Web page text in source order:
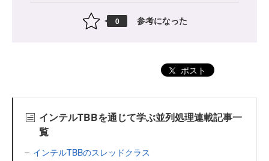
0 参考になった
ポスト
インテルTBBを通じて学ぶ並列処理連載記事一
覧
インテルTBBのスレッドクラス